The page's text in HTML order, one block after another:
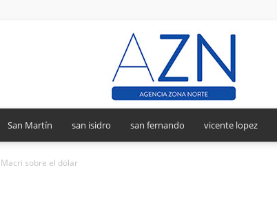
San Martín san isidro san fernando vicente lopez
sobre el dólar